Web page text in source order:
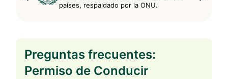
países, respaldado por la ONU.
Preguntas frecuentes:
Permiso de Conducir